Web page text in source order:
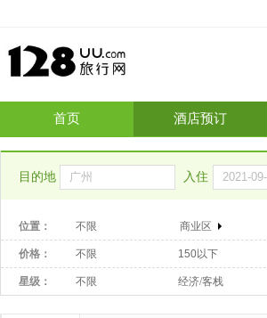
首页 酒店预订
目的地 入住
位置： 不限 商业区
价格： 不限 150以下
星级： 不限 经济/客栈